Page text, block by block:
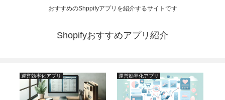
おすすめのShppifyアプリを紹介するサイトです
Shopifyおすすめアプリ紹介
運営効率化アプリ 運営効率化アプリ